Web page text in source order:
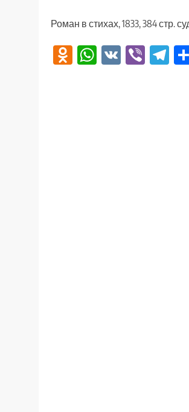
Роман в стихах, 1833, 384 стр.
Odnoklassniki
WhatsApp
VK Viber